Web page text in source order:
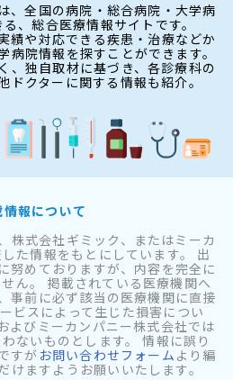
、全国の病院・総合病院・大学病
、総合医療情報サイトです。
績や対応できる疾患・治療などか
病院情報を探すことができます。
、独自取材に基づき、各診療科の
ドクターに関する情報も紹介。
情報について
株式会社ギミック、またはミーカ
た情報をもとにしています。 出
努めておりますが、内容を完全に
ん。 掲載されている医療機関へ
事前に必ず該当の医療機関に直接
ビスによって生じた損害につい
よびミーカンパニー株式会社では
ないものとします。 情報に誤り
すが お問い合わせフォーム より編
けますようお願いいたします。